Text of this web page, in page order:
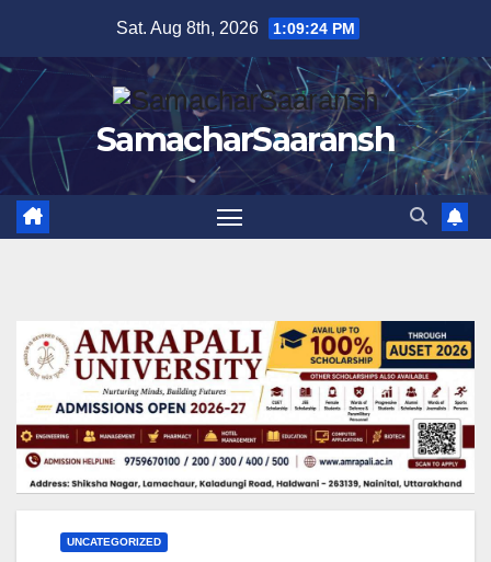
content
Sat. Aug 8th, 2026 1:09:25 PM
SamacharSaaransh
UNCATEGORIZED